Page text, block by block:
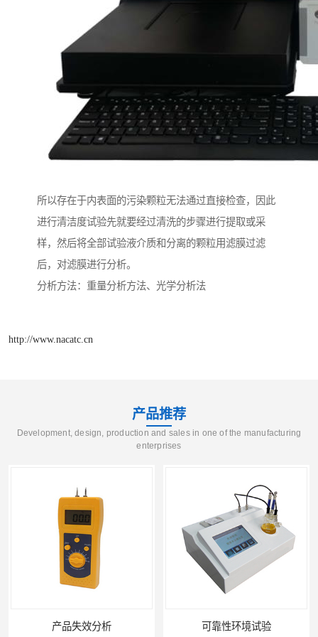
所以存在于内表面的污染颗粒无法通过直接检查，因此
进行清洁度试验先就要经过清洗的步骤进行提取或采
样，然后将全部试验液介质和分离的颗粒用滤膜过滤
后，对滤膜进行分析。
分析方法：重量分析方法、光学分析法
http://www.nacatc.cn
产品推荐
Development, design, production and sales in one of the manufacturing
enterprises
产品失效分析 可靠性环境试验